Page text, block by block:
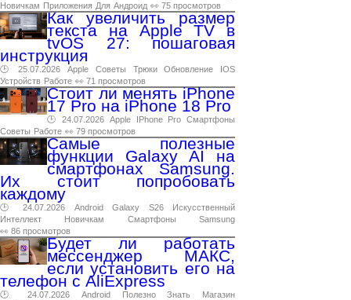
Новичкам Приложения Для Андроид 👀 75 просмотров
Как увеличить размер
текста на Apple TV в
tvOS 27: пошаговая
инструкция
🕑 25.07.2026 Apple Советы Трюки Обновление
IOS
Устройств Работе 👀 71 просмотров
Стоит ли менять iPhone
17 Pro на iPhone 18 Pro
🕑 24.07.2026 Apple IPhone Pro Смартфоны
Советы Работе 👀 79 просмотров
Самые полезные
функции Galaxy AI на
смартфонах Samsung.
Их стоит попробовать
каждому
🕑 24.07.2026 Android Galaxy S26
Искусственный
Интеллект
Новичкам Смартфоны
Samsung
👀 86 просмотров
Будет ли работать
мессенджер МАКС,
если установить его на
телефон с AliExpress
🕑 24.07.2026 Android Полезно Знать
Магазин